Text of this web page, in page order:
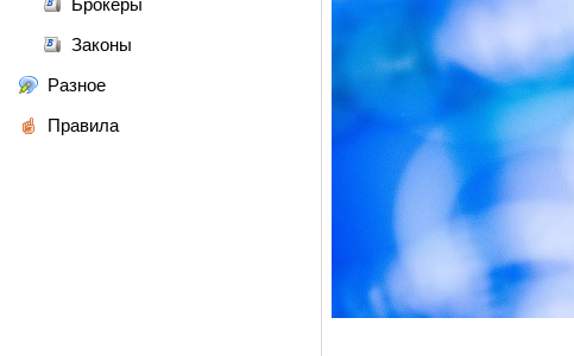
Брокеры
Законы
Разное
Правила